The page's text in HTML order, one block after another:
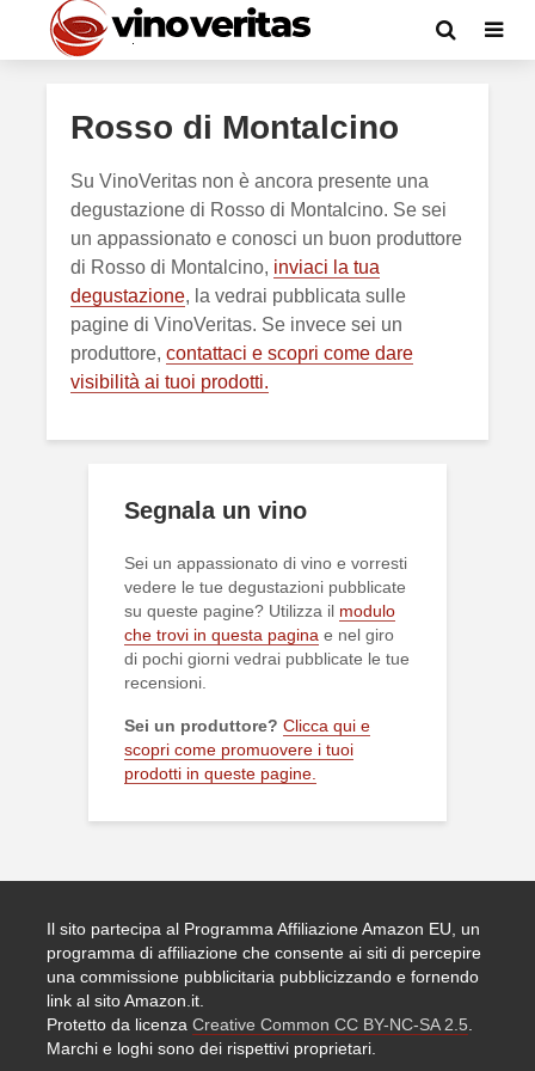
Rosso di Montalcino
Su VinoVeritas non è ancora presente una
degustazione di Rosso di Montalcino. Se sei
un appassionato e conosci un buon produttore
di Rosso di Montalcino, inviaci la tua
degustazione, la vedrai pubblicata sulle
pagine di VinoVeritas. Se invece sei un
produttore, contattaci e scopri come dare
visibilità ai tuoi prodotti.
Segnala un vino
Sei un appassionato di vino e vorresti
vedere le tue degustazioni pubblicate
su queste pagine? Utilizza il modulo
che trovi in questa pagina e nel giro
di pochi giorni vedrai pubblicate le tue
recensioni.
Sei un produttore? Clicca qui e
scopri come promuovere i tuoi
prodotti in queste pagine.
Il sito partecipa al Programma Affiliazione Amazon EU, un
programma di affiliazione che consente ai siti di percepire
una commissione pubblicitaria pubblicizzando e fornendo
link al sito Amazon.it.
Protetto da licenza Creative Common CC BY-NC-SA 2.5
Marchi e loghi sono dei rispettivi proprietari.